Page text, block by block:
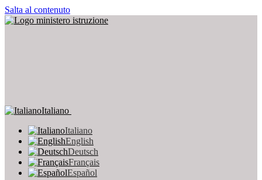
Salta al contenuto
Italiano
Italiano
English
Deutsch
Français
Español